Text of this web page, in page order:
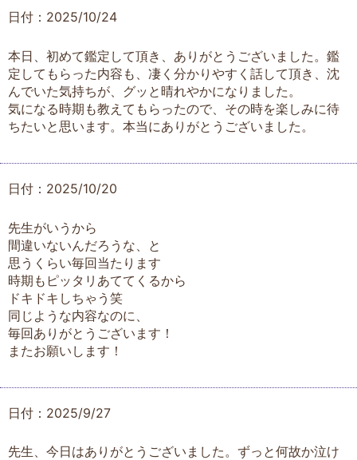
日付：2025/10/24
本日、初めて鑑定して頂き、ありがとうございました。鑑
定してもらった内容も、凄く分かりやすく話して頂き、沈
んでいた気持ちが、グッと晴れやかになりました。
気になる時期も教えてもらったので、その時を楽しみに待
ちたいと思います。本当にありがとうございました。
日付：2025/10/20
先生がいうから
間違いないんだろうな、と
思うくらい毎回当たります
時期もピッタリあててくるから
ドキドキしちゃう笑
同じような内容なのに、
毎回ありがとうございます！
またお願いします！
日付：2025/9/27
先生、今日はありがとうございました。ずっと何故か泣け